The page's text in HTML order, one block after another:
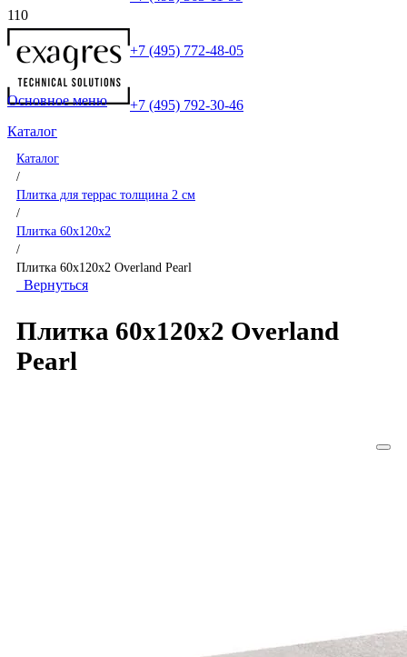
+7 (495) 772-48-05
+7 (495) 792-30-46
Основное меню
Каталог
Каталог
/
Плитка для террас толщина 2 см
/
Плитка 60x120x2
/
Плитка 60x120x2 Overland Pearl
Вернуться
Плитка 60x120x2 Overland
Pearl